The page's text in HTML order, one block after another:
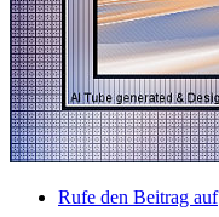
Rufe den Beitrag auf